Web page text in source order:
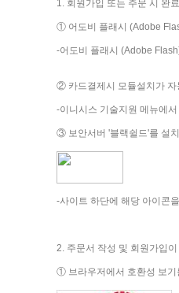
1. 회원가입 또는 주문 시 완
① 어도비 플래시 (Adobe
-어도비 플래시 (Adobe
② 카드결제시 모듈설치가 자
-이니시스 기술지원 메뉴에
③ 보안서버 '블랙쉴드'를 설
-사이트 하단에 해당 아이콘
2. 주문서 작성 및 회원가입
① 브라우저에서 호환성 보기